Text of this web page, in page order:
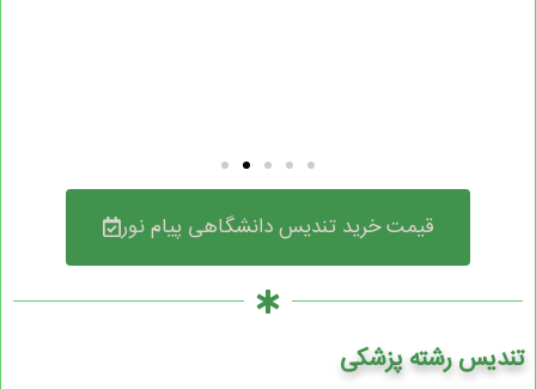
قیمت خرید تندیس دانشگاهی پیام نور
تندیس رشته پزشکی